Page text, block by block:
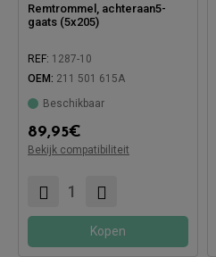
Remtrommel, achteraan5-
gaats (5x205)
REF: 1287-10
OEM: 211 501 615A
Beschikbaar
89,95€
Bekijk compatibiliteit
Compatibel met:
Kopen